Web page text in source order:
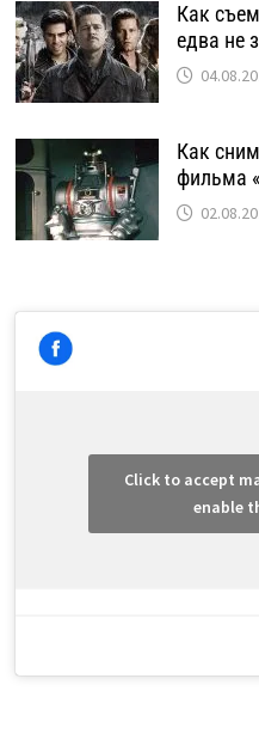
Как
едва не
Как
фильма
Click to accept
enable